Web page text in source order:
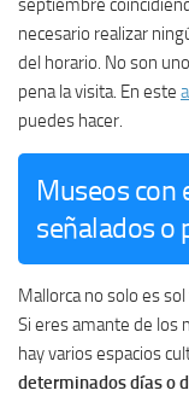
necesario realizar
del horario. No son
pena la visita. En este
puedes hacer.
Museos con
señalados o
Mallorca no solo es
Si eres amante de los
hay varios espacios
determinados días o